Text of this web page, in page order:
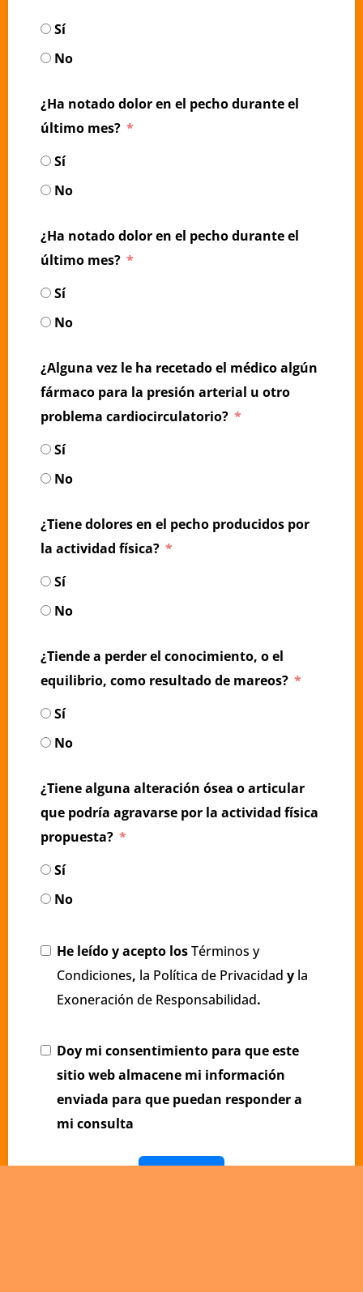
Sí
No
¿Ha notado dolor en el pecho durante el
último mes?
Sí
No
¿Ha notado dolor en el pecho durante el
último mes?
Sí
No
¿Alguna vez le ha recetado el médico algún
fármaco para la presión arterial u otro
problema cardiocirculatorio?
Sí
No
¿Tiene dolores en el pecho producidos por
la actividad física?
Sí
No
¿Tiende a perder el conocimiento, o el
equilibrio, como resultado de mareos?
Sí
No
¿Tiene alguna alteración ósea o articular
que podría agravarse por la actividad física
propuesta?
Sí
No
He leído y acepto losTérminos y
Condiciones, la Política de Privacidad y la
Exoneración de Responsabilidad.
Doy mi consentimiento para que este
sitio web almacene mi información
enviada para que puedan responder a
mi consulta